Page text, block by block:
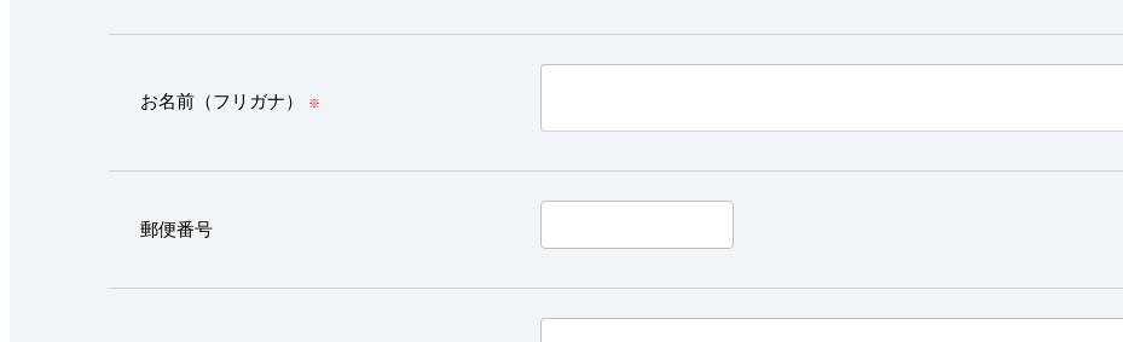
お名前（フリガナ） ※
郵便番号